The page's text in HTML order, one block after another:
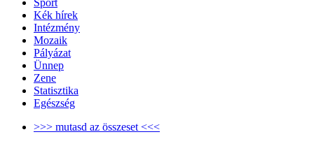
Kék hírek
Intézmény
Mozaik
Pályázat
Ünnep
Zene
Statisztika
Egészség
>>> mutasd az összeset <<<